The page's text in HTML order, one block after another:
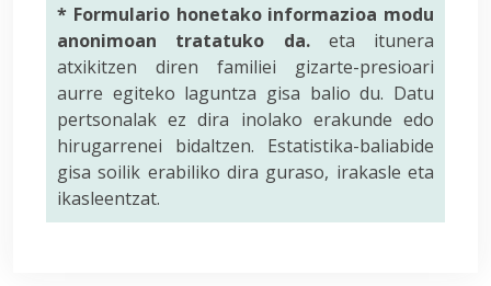
* Formulario honetako informazioa modu
anonimoan tratatuko da.eta itunera
atxikitzen diren familiei gizarte-presioari
aurre egiteko laguntza gisa balio du. Datu
pertsonalak ez dira inolako erakunde edo
hirugarrenei bidaltzen. Estatistika-baliabide
gisa soilik erabiliko dira guraso, irakasle eta
ikasleentzat.